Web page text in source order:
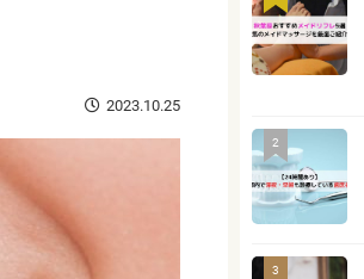
2023.10.25
2
3